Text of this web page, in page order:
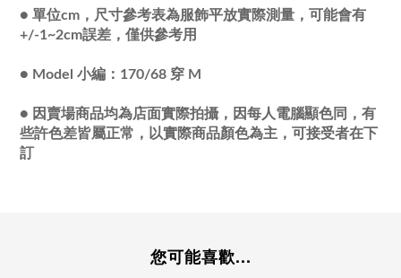
● 單位cm，尺寸參考表為服飾平放實際測量，可能會有
+/-1~2cm誤差，僅供參考用
● Model 小編：170/68 穿 M
● 因賣場商品均為店面實際拍攝，因每人電腦顯色同，有
些許色差皆屬正常，以實際商品顏色為主，可接受者在下
訂
您可能喜歡...